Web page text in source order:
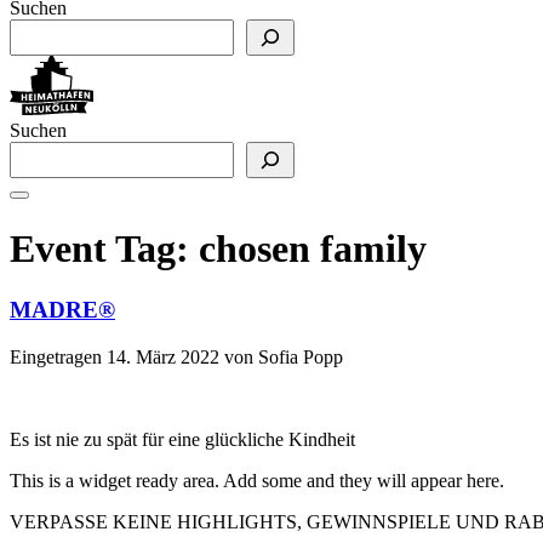
Suchen
Suchen
Event Tag: chosen family
MADRE®
Eingetragen 14. März 2022 von Sofia Popp
Es ist nie zu spät für eine glückliche Kindheit
This is a widget ready area. Add some and they will appear here.
VERPASSE KEINE HIGHLIGHTS, GEWINNSPIELE UND